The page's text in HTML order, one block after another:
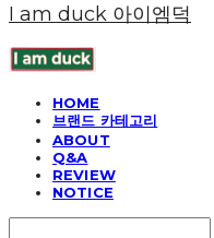
I am duck 아이엠덕
HOME
브랜드 카테고리
ABOUT
Q&A
REVIEW
NOTICE